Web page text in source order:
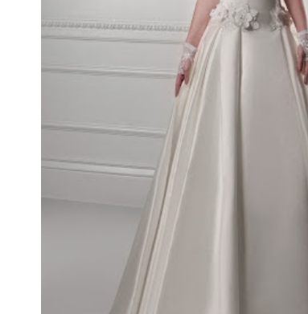
Свадебные платья
Подбор свадебного
Прямое